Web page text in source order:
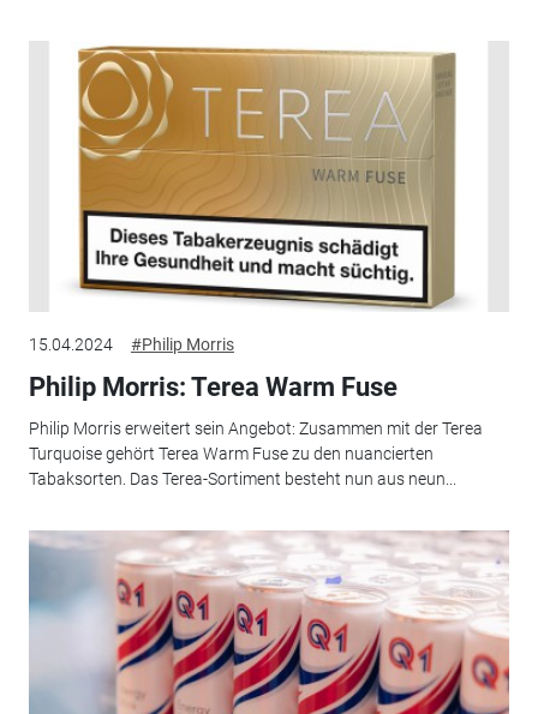
15.04.2024 #Philip Morris
Philip Morris: Terea Warm Fuse
Philip Morris erweitert sein Angebot: Zusammen mit der Terea
Turquoise gehört Terea Warm Fuse zu den nuancierten
Tabaksorten. Das Terea-Sortiment besteht nun aus neun...